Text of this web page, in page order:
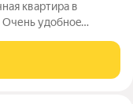
кваpтира в
Очень удобнoe
- "Каpла